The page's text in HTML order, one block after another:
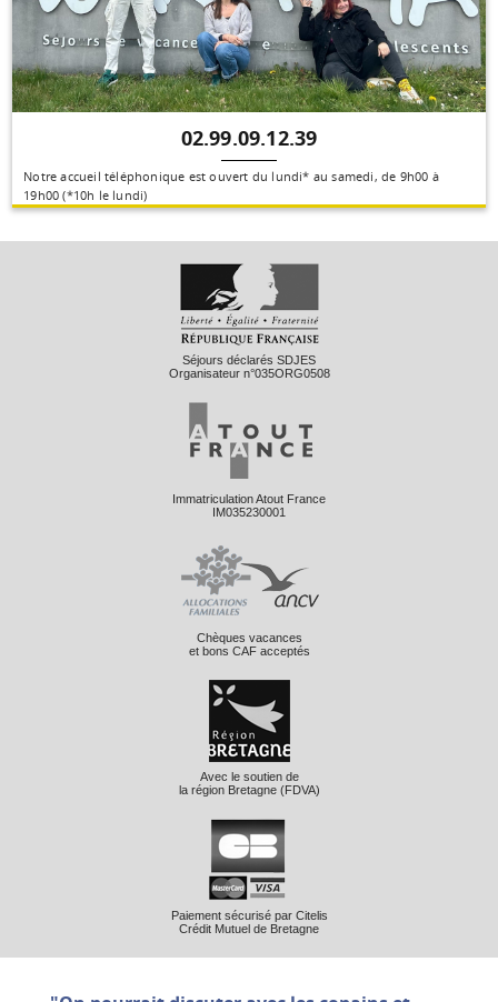
02.99.09.12.39
Notre accueil téléphonique est ouvert du lundi* au samedi, de 9h00 à
19h00 (*10h le lundi)
Séjours déclarés SDJES
Organisateur n°035ORG0508
Immatriculation Atout France
IM035230001
Chèques vacances
et bons CAF acceptés
Avec le soutien de
la région Bretagne (FDVA)
Paiement sécurisé par Citelis
Crédit Mutuel de Bretagne